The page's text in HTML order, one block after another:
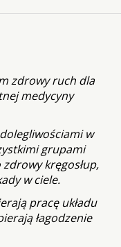
zdrowy ruch dla
medycyny
w
grupami
kręgosłup,
w ciele.
pracę układu
łagodzenie